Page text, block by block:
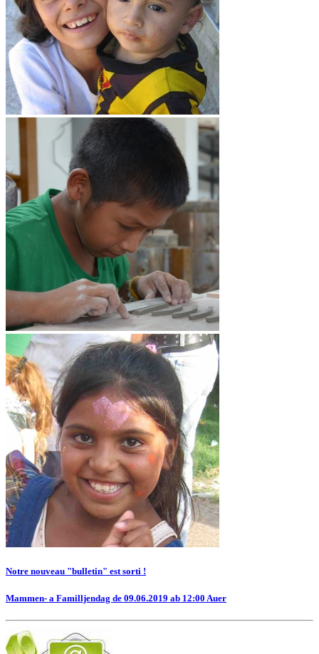
Notre nouveau "bulletin" est sorti !
Mammen- a Familljendag de 09.06.2019 ab 12:00 Auer